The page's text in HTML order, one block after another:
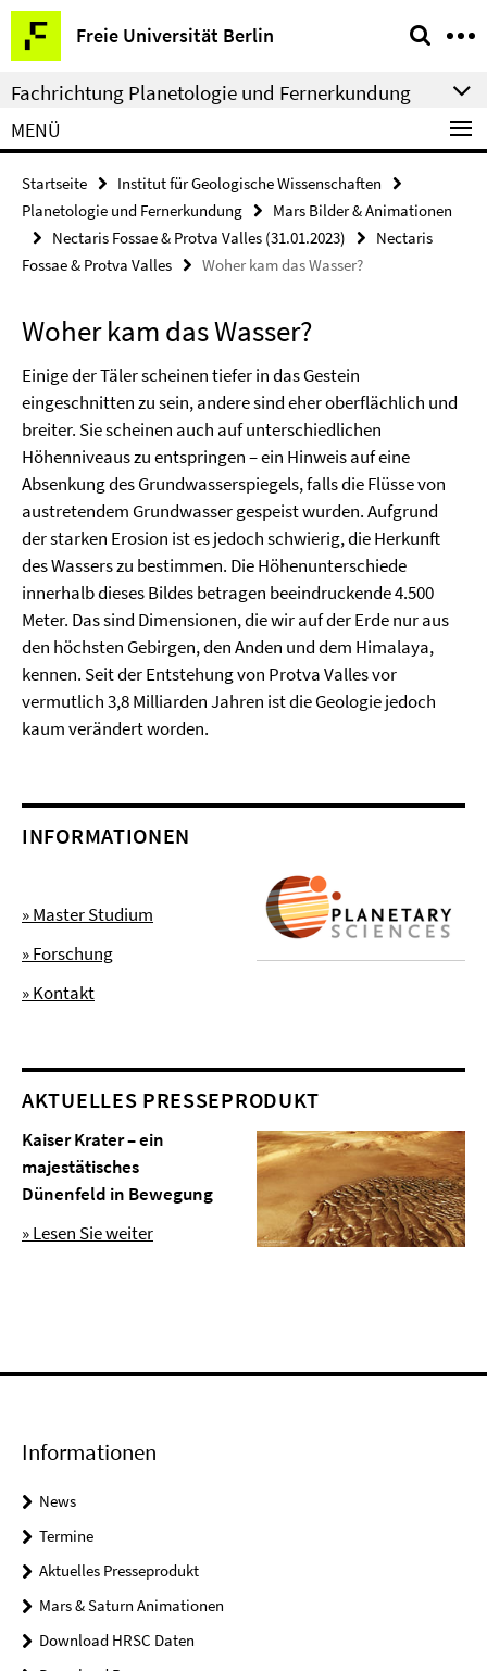
Springe
direkt
zu
Inhalt
Freie Universität Berlin
Service-
Navigation
Fachrichtung Planetologie und Fernerkundung
MENÜ
Startseite
Institut für Geologische Wissenschaften
Planetologie und Fernerkundung
Mars Bilder & Animationen
Nectaris Fossae & Protva Valles (31.01.2023)
Nectaris
Fossae & Protva Valles
Woher kam das Wasser?
Woher kam das Wasser?
Einige der Täler scheinen tiefer in das Gestein
eingeschnitten zu sein, andere sind eher oberflächlich und
breiter. Sie scheinen auch auf unterschiedlichen
Höhenniveaus zu entspringen – ein Hinweis auf eine
Absenkung des Grundwasserspiegels, falls die Flüsse von
austretendem Grundwasser gespeist wurden. Aufgrund
der starken Erosion ist es jedoch schwierig, die Herkunft
des Wassers zu bestimmen. Die Höhenunterschiede
innerhalb dieses Bildes betragen beeindruckende 4.500
Meter. Das sind Dimensionen, die wir auf der Erde nur aus
den höchsten Gebirgen, den Anden und dem Himalaya,
kennen. Seit der Entstehung von Protva Valles vor
vermutlich 3,8 Milliarden Jahren ist die Geologie jedoch
kaum verändert worden.
INFORMATIONEN
» Master Studium
» Forschung
» Kontakt
AKTUELLES PRESSEPRODUKT
Kaiser Krater – ein
majestätisches
Dünenfeld in Bewegung
» Lesen Sie weiter
Informationen
News
Termine
Aktuelles Presseprodukt
Mars & Saturn Animationen
Download HRSC Daten